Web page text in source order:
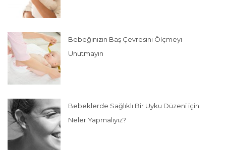
Bebeğinizin Baş Çevresini Ölçmeyi
Unutmayın
Bebeklerde Sağlıklı Bir Uyku Düzeni için
Neler Yapmalıyız?